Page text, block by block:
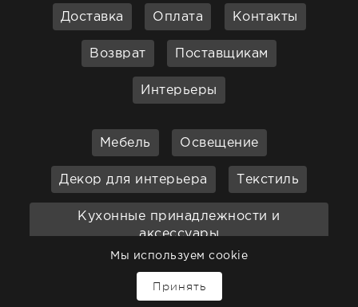
Доставка Оплата Контакты
Возврат Поставщикам
Интерьеры
Мебель Освещение
Декор для интерьера Текстиль
Кухонные принадлежности и
аксессуары
Ванная Садовая мебель
Мы используем cookie
Принять